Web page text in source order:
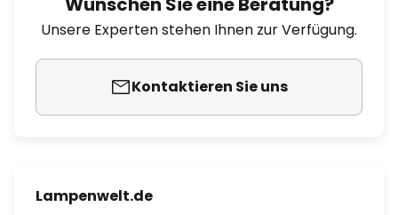
Unsere Experten stehen Ihnen zur Verfügung.
Kontaktieren Sie uns
Lampenwelt.de